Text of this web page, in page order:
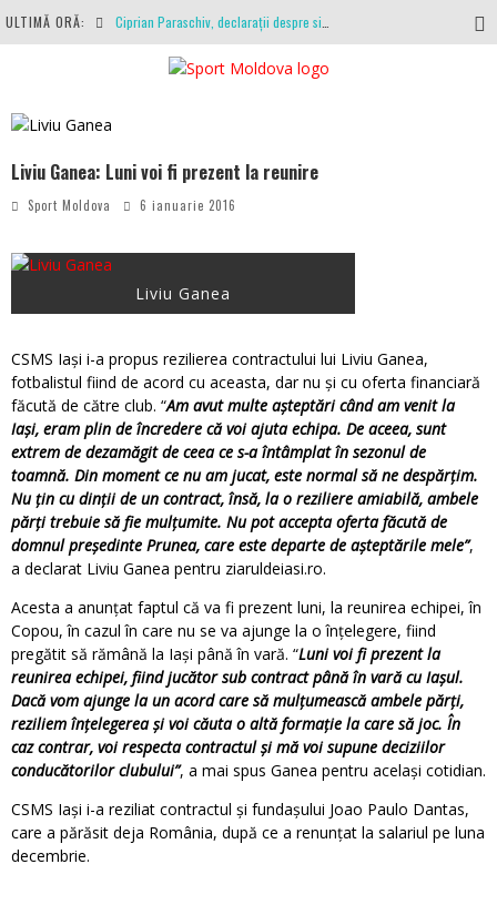
ULTIMĂ ORĂ:
Antrenamente la peste 30 de grade Celsius. Mircea Rednic își pregătește fotbaliștii pentru calvarul de duminică
Liviu Ganea: Luni voi fi prezent la reunire
Sport Moldova 6 ianuarie 2016
Liviu Ganea
CSMS Iași i-a propus rezilierea contractului lui Liviu Ganea,
fotbalistul fiind de acord cu aceasta, dar nu și cu oferta financiară
făcută de către club. “Am avut multe aşteptări când am venit la
Iaşi, eram plin de încredere că voi ajuta echipa. De aceea, sunt
extrem de dezamăgit de ceea ce s-a întâmplat în sezonul de
toamnă. Din moment ce nu am jucat, este normal să ne despărţim.
Nu ţin cu dinţii de un contract, însă, la o reziliere amiabilă, ambele
părţi trebuie să fie mulţumite. Nu pot accepta oferta făcută de
domnul preşedinte Prunea, care este departe de aşteptările mele”,
a declarat Liviu Ganea pentru ziaruldeiasi.ro.
Acesta a anunțat faptul că va fi prezent luni, la reunirea echipei, în
Copou, în cazul în care nu se va ajunge la o înțelegere, fiind
pregătit să rămână la Iași până în vară. “Luni voi fi prezent la
reunirea echipei, fiind jucător sub contract până în vară cu Iaşul.
Dacă vom ajunge la un acord care să mulţumească ambele părţi,
reziliem înţelegerea şi voi căuta o altă formaţie la care să joc. În
caz contrar, voi respecta contractul şi mă voi supune deciziilor
conducătorilor clubului”, a mai spus Ganea pentru același cotidian.
CSMS Iași i-a reziliat contractul și fundașului Joao Paulo Dantas,
care a părăsit deja România, după ce a renunțat la salariul pe luna
decembrie.